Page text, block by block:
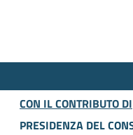
CON IL CONTRIBUTO DI
PRESIDENZA DEL